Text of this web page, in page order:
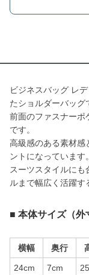
ビジネスバッグ レ
たショルダーバッグ
前面のファスナーポ
です。
高級感のある素材感
ントになっています。
スーツスタイルに
ルまで幅広く活躍す
■ 本体サイズ（外
横幅 奥行
24cm 7cm